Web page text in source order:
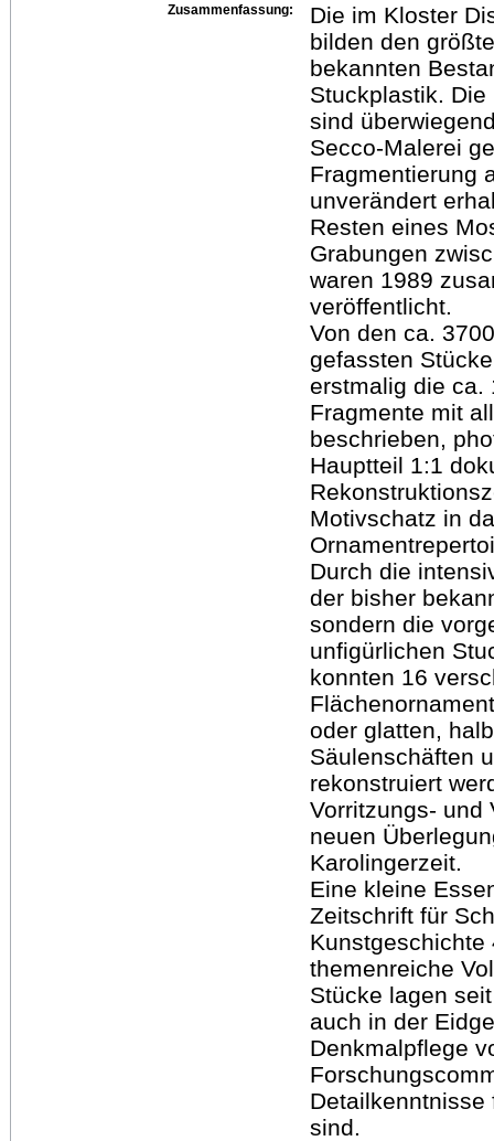
Zusammenfassung:
Die im Kloster
bilden den
bekannten
Stuckplastik.
sind
Secco-Malerei
Fragmentierung
unverändert
Resten eines
Grabungen
waren 1989
veröffentlicht.
Von den ca.
gefassten
erstmalig die ca.
Fragmente mit
beschrieben,
Hauptteil 1:1
Motivschatz in
Durch die
der bisher
sondern die
unfigürlichen
konnten 16
oder glatten,
Säulenschäften
rekonstruiert
Vorritzungs- und
neuen
Karolingerzeit.
Eine kleine
Zeitschrift für
Kunstgeschichte
themenreiche
Stücke lagen
auch in der
Denkmalpflege
sind.